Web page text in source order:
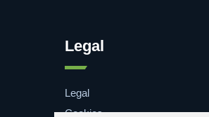
Legal
Legal
Cookies